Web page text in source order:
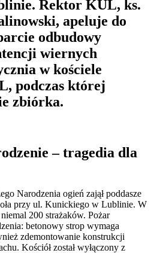
Rektor KUL, ks.
apeluje do
odbudowy
wiernych
w kościele
podczas której
zbiórka.
– tragedia dla
Narodzenia ogień zajął poddasze
przy ul. Kunickiego w Lublinie. W
200 strażaków. Pożar
betonowy strop wymaga
zdemontowanie konstrukcji
Kościół został wyłączony z